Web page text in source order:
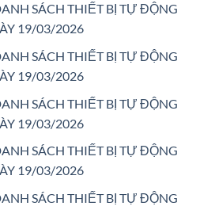
SÁCH THIẾT BỊ TỰ ĐỘNG
19/03/2026
SÁCH THIẾT BỊ TỰ ĐỘNG
19/03/2026
SÁCH THIẾT BỊ TỰ ĐỘNG
19/03/2026
SÁCH THIẾT BỊ TỰ ĐỘNG
19/03/2026
SÁCH THIẾT BỊ TỰ ĐỘNG